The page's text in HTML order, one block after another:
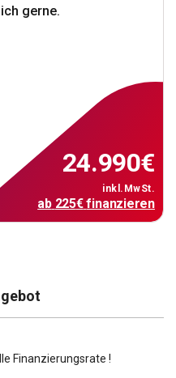
gerne.
24.990€
inkl.MwSt.
ab 225€finanzieren
Finanzierungsrate !